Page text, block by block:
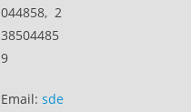
044858, 2
38504485
9
Email: sde